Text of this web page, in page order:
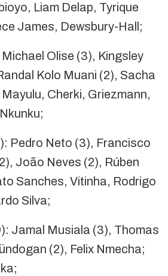
Liam Delap, Tyrique
James, Dewsbury-Hall;
Olise (3), Kingsley
Kolo Muani (2), Sacha
Mayulu, Cherki, Griezmann,
Pedro Neto (3), Francisco
João Neves (2), Rúben
Sanches, Vitinha, Rodrigo
Silva;
Jamal Musiala (3), Thomas
(2), Felix Nmecha;